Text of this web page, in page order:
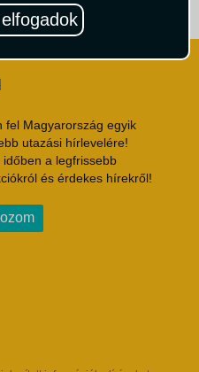
Vista Magazin
fel Magyarország egyik
utazási hírlevelére!
időben a legfrissebb
és érdekes hírekről!